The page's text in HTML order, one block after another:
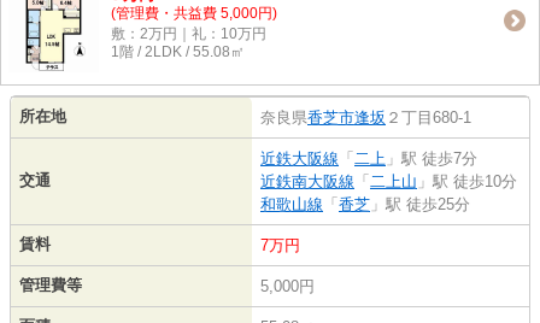
(管理費・共益費 5,000円)
敷：2万円｜礼：10万円
1階 / 2LDK / 55.08㎡
所在地 奈良県香芝市逢坂 ２丁目680-1
交通
近鉄大阪線 「 二上 」駅 徒歩7分
近鉄南大阪線 「 二上山 」駅 徒歩10分
和歌山線 「 香芝 」駅 徒歩25分
賃料 7万円
管理費等 5,000円